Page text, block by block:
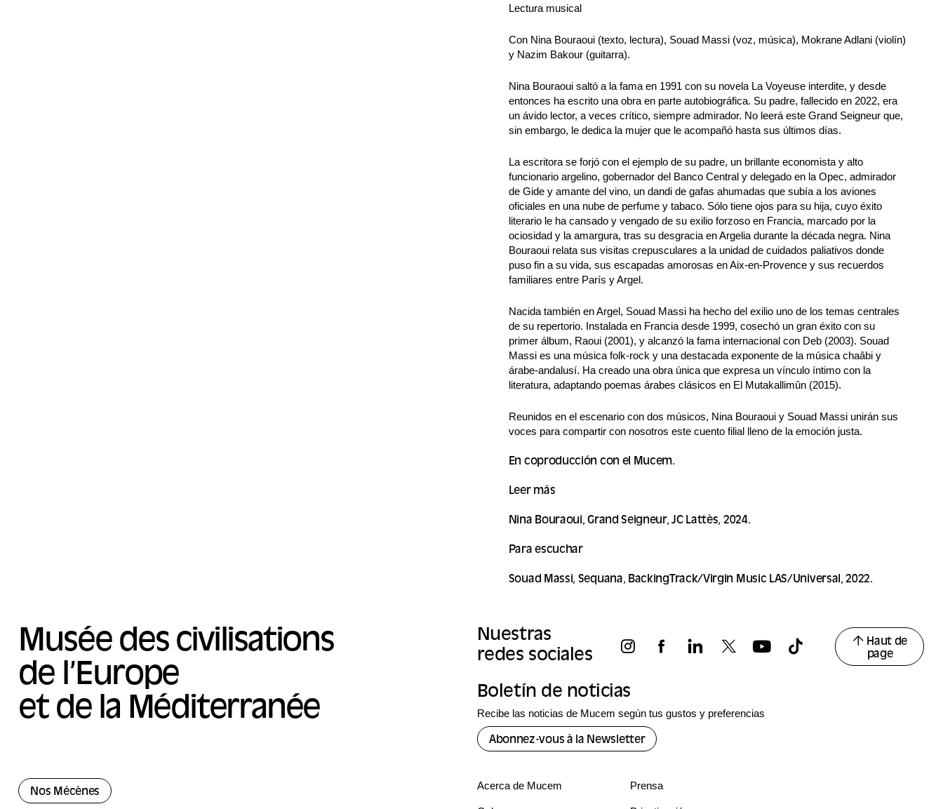
Lectura musical
Con Nina Bouraoui (texto, lectura), Souad Massi (voz, música), Mokrane Adlani (violín)
y Nazim Bakour (guitarra).
Nina Bouraoui saltó a la fama en 1991 con su novela La Voyeuse interdite, y desde
entonces ha escrito una obra en parte autobiográfica. Su padre, fallecido en 2022, era
un ávido lector, a veces crítico, siempre admirador. No leerá este Grand Seigneur que,
sin embargo, le dedica la mujer que le acompañó hasta sus últimos días.
La escritora se forjó con el ejemplo de su padre, un brillante economista y alto
funcionario argelino, gobernador del Banco Central y delegado en la Opec, admirador
de Gide y amante del vino, un dandi de gafas ahumadas que subía a los aviones
oficiales en una nube de perfume y tabaco. Sólo tiene ojos para su hija, cuyo éxito
literario le ha cansado y vengado de su exilio forzoso en Francia, marcado por la
ociosidad y la amargura, tras su desgracia en Argelia durante la década negra. Nina
Bouraoui relata sus visitas crepusculares a la unidad de cuidados paliativos donde
puso fin a su vida, sus escapadas amorosas en Aix-en-Provence y sus recuerdos
familiares entre París y Argel.
Nacida también en Argel, Souad Massi ha hecho del exilio uno de los temas centrales
de su repertorio. Instalada en Francia desde 1999, cosechó un gran éxito con su
primer álbum, Raoui (2001), y alcanzó la fama internacional con Deb (2003). Souad
Massi es una música folk-rock y una destacada exponente de la música chaâbi y
árabe-andalusí. Ha creado una obra única que expresa un vínculo íntimo con la
literatura, adaptando poemas árabes clásicos en El Mutakallimûn (2015).
Reunidos en el escenario con dos músicos, Nina Bouraoui y Souad Massi unirán sus
voces para compartir con nosotros este cuento filial lleno de la emoción justa.
En coproducción con el Mucem.
Leer más
Nina Bouraoui, Grand Seigneur, JC Lattès, 2024.
Para escuchar
Souad Massi, Sequana, BackingTrack/Virgin Music LAS/Universal, 2022.
Musée des civilisations
de l’Europe
et de la Méditerranée
Nuestras
redes sociales
Haut de
page
Boletín de noticias
Recibe las noticias de Mucem según tus gustos y preferencias
Abonnez-vous à la Newsletter
Nos Mécènes
Acerca de Mucem Prensa